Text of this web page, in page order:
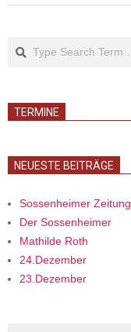
09
TERMINE
NEUESTE BEITRÄGE
Sossenheimer Zeitung
Der Sossenheimer
Mathilde Roth
24.Dezember
23.Dezember